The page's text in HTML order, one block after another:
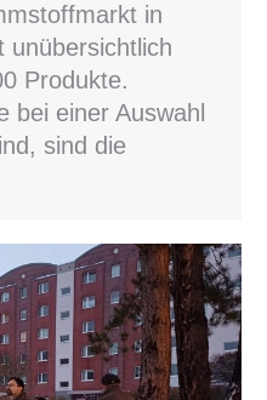
in
unübersichtlich
Produkte.
bei einer Auswahl
sind die